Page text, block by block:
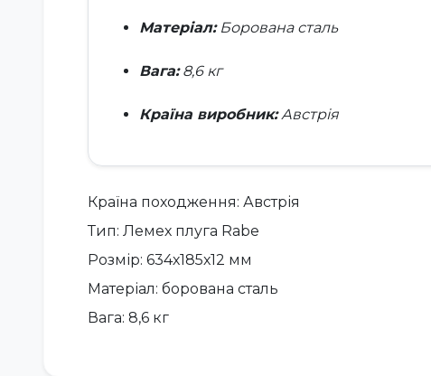
Матеріал:Борована сталь
Вага:8,6 кг
Країна виробник:Австрія
Країна походження: Австрія
Тип: Лемех плуга Rabe
Розмір: 634х185х12 мм
Матеріал: борована сталь
Вага: 8,6 кг